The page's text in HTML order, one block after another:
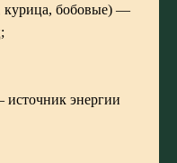
курица, бобовые) —
энергии